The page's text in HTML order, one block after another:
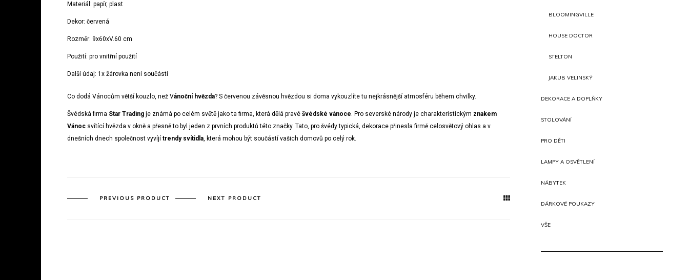
Materiál: papír, plast
Dekor: červená
Rozměr: 9x60xV.60 cm
Použití: pro vnitřní použití
Další údaj: 1x žárovka není součástí
Co dodá Vánocům větší kouzlo, než Vánoční hvězda? S červenou závěsnou hvězdou si doma vykouzlíte tu nejkrásnější atmosféru během chvilky.
Švédská firma Star Tradingje známá po celém světě jako ta firma, která dělá pravé švédské vánoce. Pro severské národy je charakteristickým znakem
Vánocsvítící hvězda v okně a přesně to byl jeden z prvních produktů této značky. Tato, pro švédy typická, dekorace přinesla firmě celosvětový ohlas a v
dnešních dnech společnost vyvíjí trendy svítidla, která mohou být součástí vašich domovů po celý rok.
PREVIOUS PRODUCT NEXT PRODUCT
BLOOMINGVILLE
HOUSE DOCTOR
STELTON
JAKUB VELINSKÝ
DEKORACE A DOPLŇKY
STOLOVÁNÍ
PRO DĚTI
LAMPY A OSVĚTLENÍ
NÁBYTEK
DÁRKOVÉ POUKAZY
VŠE